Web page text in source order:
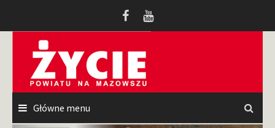
Główne menu